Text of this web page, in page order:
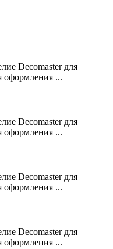
Decomaster для
оформления ...
Decomaster для
оформления ...
Decomaster для
оформления ...
Decomaster для
оформления ...